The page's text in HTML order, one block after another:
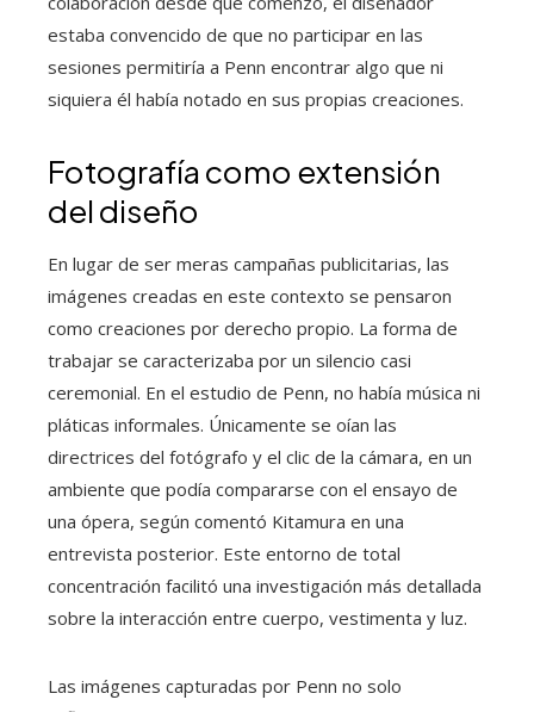
estaba convencido de que no participar en las
sesiones permitiría a Penn encontrar algo que ni
siquiera él había notado en sus propias creaciones.
Fotografía como extensión
del diseño
En lugar de ser meras campañas publicitarias, las
imágenes creadas en este contexto se pensaron
como creaciones por derecho propio. La forma de
trabajar se caracterizaba por un silencio casi
ceremonial. En el estudio de Penn, no había música ni
pláticas informales. Únicamente se oían las
directrices del fotógrafo y el clic de la cámara, en un
ambiente que podía compararse con el ensayo de
una ópera, según comentó Kitamura en una
entrevista posterior. Este entorno de total
concentración facilitó una investigación más detallada
sobre la interacción entre cuerpo, vestimenta y luz.
Las imágenes capturadas por Penn no solo